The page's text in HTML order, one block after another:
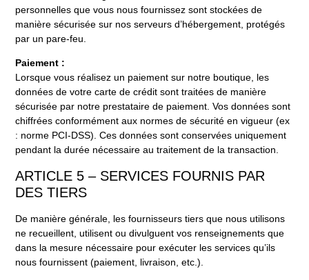
personnelles que vous nous fournissez sont stockées de
manière sécurisée sur nos serveurs d’hébergement, protégés
par un pare-feu.
Paiement :
Lorsque vous réalisez un paiement sur notre boutique, les
données de votre carte de crédit sont traitées de manière
sécurisée par notre prestataire de paiement. Vos données sont
chiffrées conformément aux normes de sécurité en vigueur (ex
: norme PCI-DSS). Ces données sont conservées uniquement
pendant la durée nécessaire au traitement de la transaction.
ARTICLE 5 – SERVICES FOURNIS PAR
DES TIERS
De manière générale, les fournisseurs tiers que nous utilisons
ne recueillent, utilisent ou divulguent vos renseignements que
dans la mesure nécessaire pour exécuter les services qu’ils
nous fournissent (paiement, livraison, etc.).